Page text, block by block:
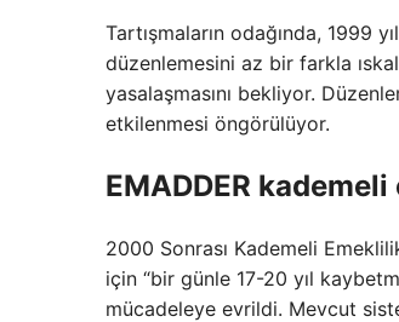
Tartışmaların odağında, 1999
düzenlemesini az bir farkla
yasalaşmasını bekliyor.
etkilenmesi öngörülüyor.
EMADDER
2000 Sonrası Kademeli
için “bir günle 17-20 yıl
mücadeleye evrildi. Mevcut